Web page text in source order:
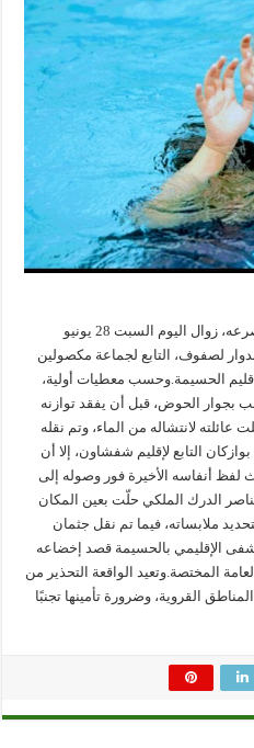
لقي طفل يبلغ من العمر 5 سنوات مصرعه، زوال اليوم السبت 28 يونيو
لصفوف، التابع لجماعة مكصولين
الحسيمة.وحسب معطيات أولية،
بجوار الحوض، قبل أن يفقد توازنه
لانتشاله من الماء، وتم نقله
التابع لإقليم شفشاون، إلا أن
لفظ أنفاسه الأخيرة فور وصوله إلى
الدرك الملكي حلّت بعين المكان
ملابساته، فيما تم نقل جثمان
الإقليمي بالحسيمة قصد إخضاعه
المختصة.وتعيد الواقعة التحذير من
القروية، وضرورة تأمينها تجنبًا